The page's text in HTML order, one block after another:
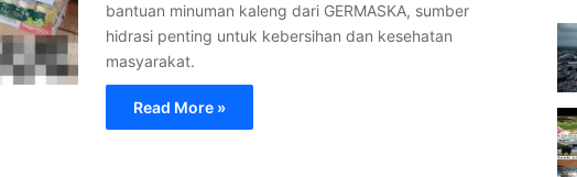
bantuan minuman kaleng dari GERMASKA, sumber
hidrasi penting untuk kebersihan dan kesehatan
masyarakat.
Read More »